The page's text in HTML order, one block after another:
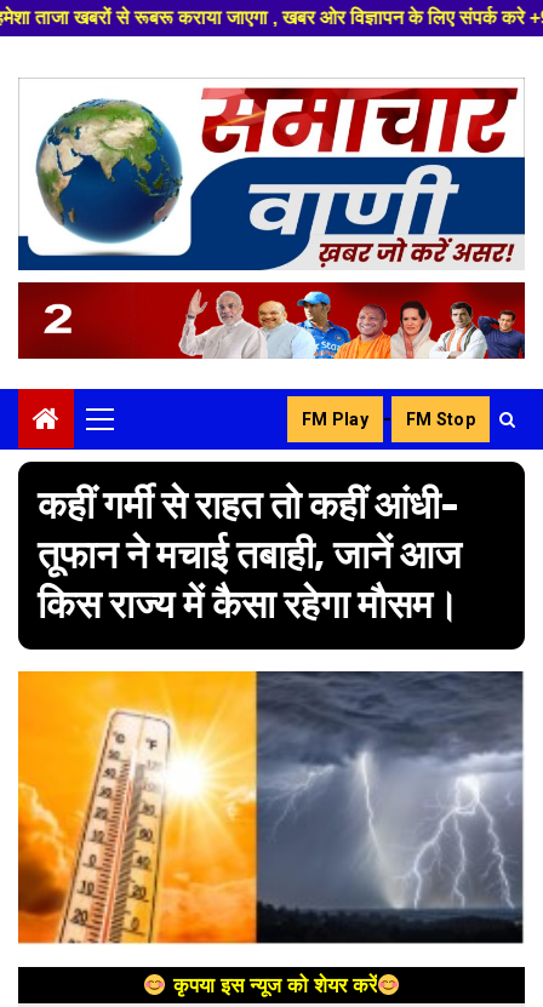
, खबर ओर विज्ञापन के लिए संपर्क करे +91 8329626839 ,हमारे
content
Primary
Menu
FM Play - FM Stop
कहीं गर्मी से राहत तो कहीं आंधी-
तूफान ने मचाई तबाही, जानें आज
किस राज्य में कैसा रहेगा मौसम।
कृपया इस न्यूज को शेयर करें